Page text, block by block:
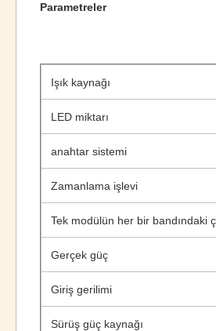
Parametreler
Işık kaynağı
LED miktarı
anahtar sistemi
Zamanlama işlevi
Tek modülün her bir bandındaki
Gerçek güç
Giriş gerilimi
Sürüş güç kaynağı